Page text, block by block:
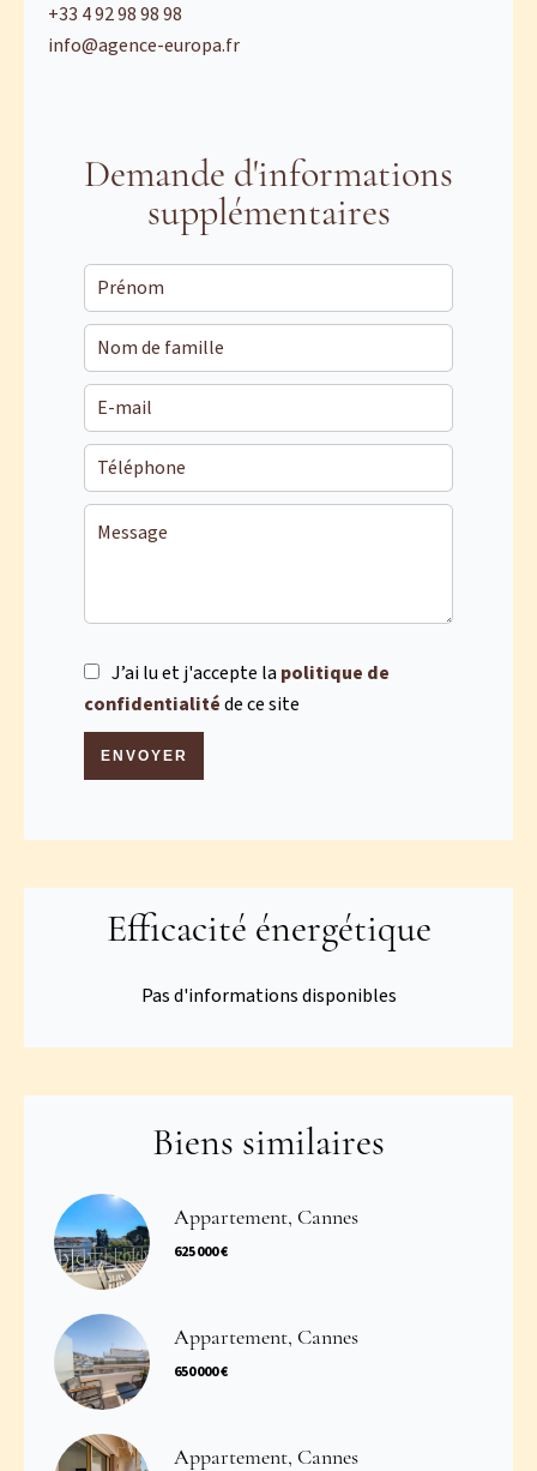
+33 4 92 98 98 98
info@agence-europa.fr
Demande d'informations
supplémentaires
J’ai lu et j'accepte lapolitique de
confidentialitéde ce site
ENVOYER
Efficacité énergétique
Pas d'informations disponibles
Biens similaires
Appartement, Cannes
625 000 €
Appartement, Cannes
650 000 €
Appartement, Cannes